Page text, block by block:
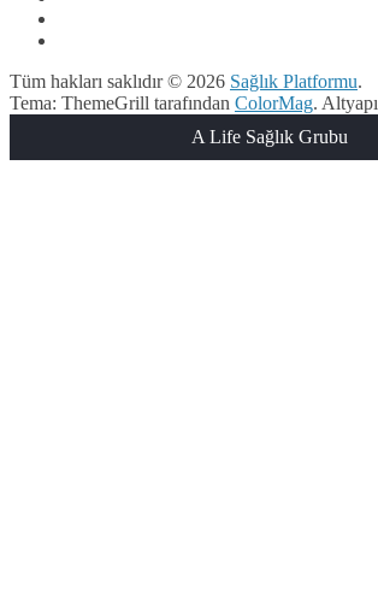
Tüm hakları saklıdır © 2026 Sağlık Platformu.
Tema: ThemeGrill tarafından ColorMag. Altyapı
A Life Sağlık Grubu